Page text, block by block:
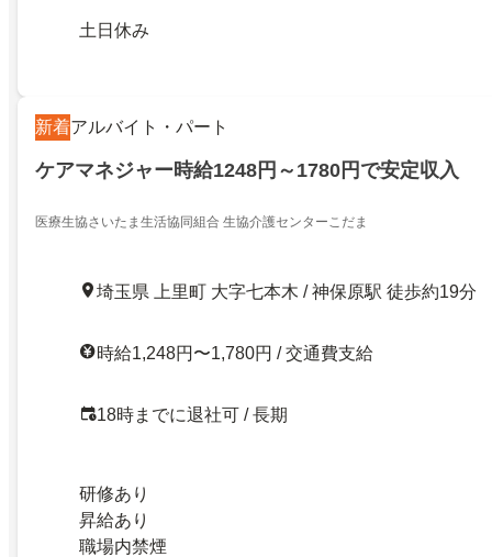
土日休み
新着アルバイト・パート
ケアマネジャー時給1248円～1780円で安定収入
医療生協さいたま生活協同組合 生協介護センターこだま
埼玉県 上里町 大字七本木 / 神保原駅 徒歩約19分
時給1,248円〜1,780円 / 交通費支給
18時までに退社可 / 長期
研修あり
昇給あり
職場内禁煙